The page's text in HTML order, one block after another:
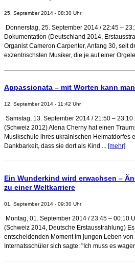
25. September 2014 - 08:30 Uhr
Donnerstag, 25. September 2014 / 22:45 –
Dokumentation (Deutschland 2014,
Organist Cameron Carpenter, Anfang 30, seit
exzentrischsten Musiker, die je auf einer
Appassionata – mit Worten kann
12. September 2014 - 11:42 Uhr
Samstag, 13. September 2014 / 21:50 –
(Schweiz 2012) Alena Cherny hat einen
Musikschule ihres ukrainischen Heimatdorfes
Dankbarkeit, dass sie dort als Kind ... [mehr]
Ein Wunderkind wird erwachsen –
zu einer Weltkarriere
01. September 2014 - 09:30 Uhr
Montag, 01. September 2014 / 23:45 – 00:10
(Schweiz 2014, Deutsche Erstausstrahlung)
entscheidenden Moment im jungen Leben
Internatsschüler sich sagte: "Ich muss es